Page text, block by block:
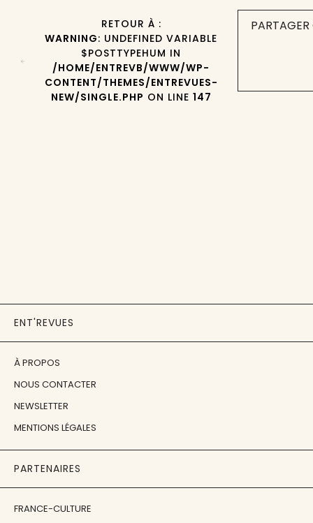
RETOUR À :
WARNING: UNDEFINED VARIABLE
$POSTTYPEHUM IN
/HOME/ENTREVB/WWW/WP-
CONTENT/THEMES/ENTREVUES-
NEW/SINGLE.PHP ON LINE 147
ENT'REVUES
À PROPOS
NOUS CONTACTER
NEWSLETTER
MENTIONS LÉGALES
PARTENAIRES
FRANCE-CULTURE